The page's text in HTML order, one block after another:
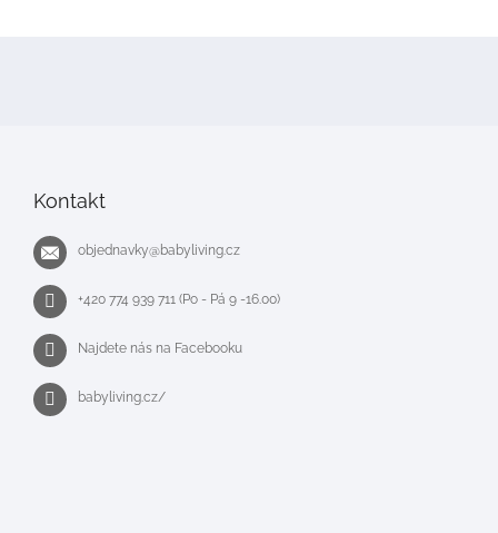
Kontakt
objednavky@babyliving.cz
+420 774 939 711 (Po - Pá 9 -16.00)
Najdete nás na Facebooku
babyliving.cz/